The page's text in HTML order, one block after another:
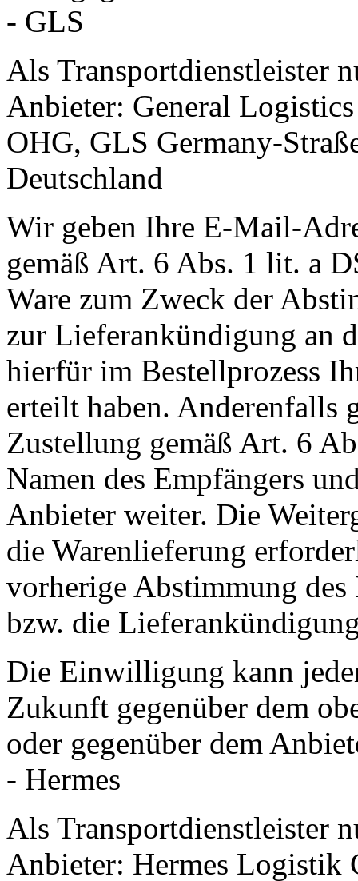
- GLS
Als Transportdienstleister
Anbieter: General
OHG, GLS Germany-
Deutschland
Wir geben Ihre E-Mail-
gemäß Art. 6 Abs. 1 lit. a
Ware zum Zweck der
zur Lieferankündigung an
hierfür im Bestellprozess
erteilt haben. Anderenfalls
Zustellung gemäß Art. 6
Namen des Empfängers
Anbieter weiter. Die
die Warenlieferung
vorherige Abstimmung
bzw. die
Die Einwilligung kann
Zukunft gegenüber dem
oder gegenüber dem
- Hermes
Als Transportdienstleister
Anbieter: Hermes Logistik